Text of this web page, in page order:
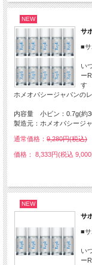
NEW
サ
■
い
ー
す
ホメオパシージャパンの
内容量 小ビン：0.7g(約
製造元：ホメオパシージ
通常価格： 9,280円(税込)
価格： 8,333円(税込
NEW
サ
■
い
ー